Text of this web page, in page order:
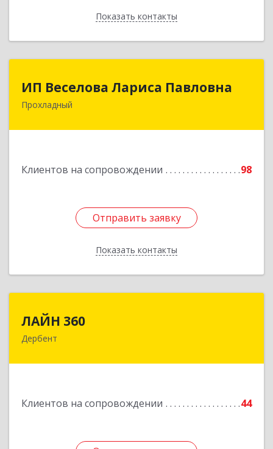
Показать контакты
Назад
ИП Веселова Лариса Павловна
Прохладный
Клиентов на сопровождении 98
Отправить заявку
Показать контакты
Отправить заявку
Назад
ЛАЙН 360
Дербент
Клиентов на сопровождении 44
368600, Дагестан Респ, Дербент г, Ю.Гагарина